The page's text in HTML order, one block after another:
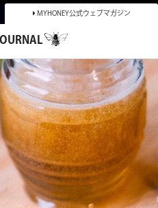
MYHONEY公式ウェブマガジン